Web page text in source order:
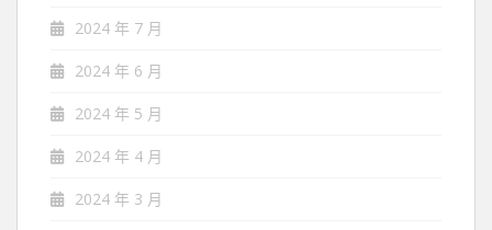
2024 年 7 月
2024 年 6 月
2024 年 5 月
2024 年 4 月
2024 年 3 月